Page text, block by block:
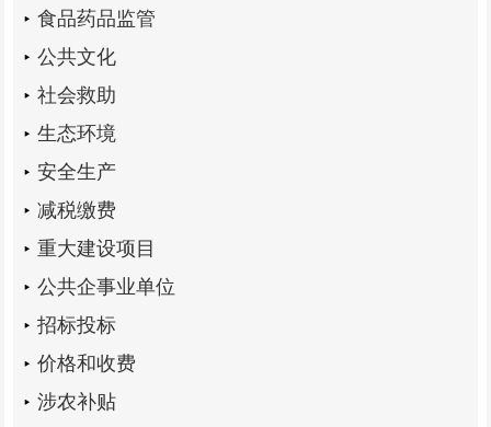
食品药品监管
公共文化
社会救助
生态环境
安全生产
减税缴费
重大建设项目
公共企事业单位
招标投标
价格和收费
涉农补贴